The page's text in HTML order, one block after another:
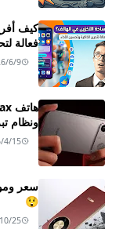
فعالة
6/9
ونظام
4/15
😲
25